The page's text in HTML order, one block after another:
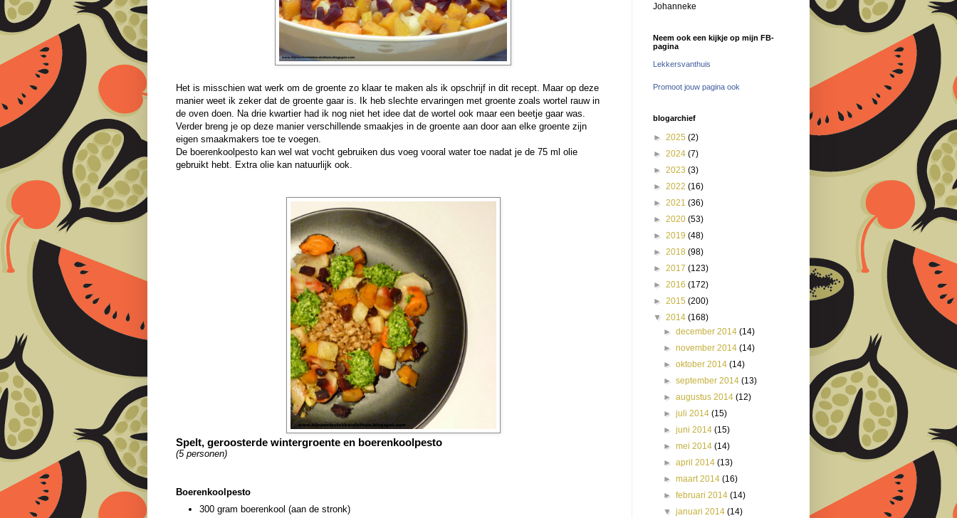
Het is misschien wat werk om de groente zo klaar te maken als ik opschrijf in dit recept. Maar op deze
manier weet ik zeker dat de groente gaar is. Ik heb slechte ervaringen met groente zoals wortel rauw in
de oven doen. Na drie kwartier had ik nog niet het idee dat de wortel ook maar een beetje gaar was.
Verder breng je op deze manier verschillende smaakjes in de groente aan door aan elke groente zijn
eigen smaakmakers toe te voegen.
De boerenkoolpesto kan wel wat vocht gebruiken dus voeg vooral water toe nadat je de 75 ml olie
gebruikt hebt. Extra olie kan natuurlijk ook.
Spelt, geroosterde wintergroente en boerenkoolpesto
(5 personen)
Boerenkoolpesto
300 gram boerenkool (aan de stronk)
Johanneke
Neem ook een kijkje op mijn FB-
pagina
Lekkersvanthuis
Promoot jouw pagina ook
blogarchief
► 2025 (2)
► 2024 (7)
► 2023 (3)
► 2022 (16)
► 2021 (36)
► 2020 (53)
► 2019 (48)
► 2018 (98)
► 2017 (123)
► 2016 (172)
► 2015 (200)
▼ 2014 (168)
►december 2014(14)
►november 2014(14)
►oktober 2014(14)
►september 2014(13)
►augustus 2014(12)
►juli 2014(15)
►juni 2014(15)
►mei 2014(14)
►april 2014(13)
►maart 2014(16)
►februari 2014(14)
▼januari 2014(14)